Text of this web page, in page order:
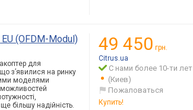
(OFDM-Modul)
для
з’явилися на ринку
моделями
можливостей
більшу надійність.
49 450 грн.
Citrus.ua
С нами более 10-ти лет
(Киев)
Пожаловаться
Купить!